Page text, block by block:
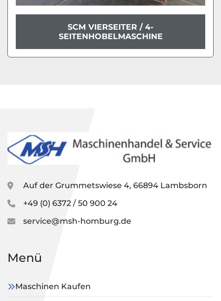
SCM VIERSEITER / 4-
SEITENHOBELMASCHINE
Auf der Grummetswiese 4, 66894 Lambsborn
+49 (0) 6372 / 50 900 24
service@msh-homburg.de
Menü
Maschinen Kaufen